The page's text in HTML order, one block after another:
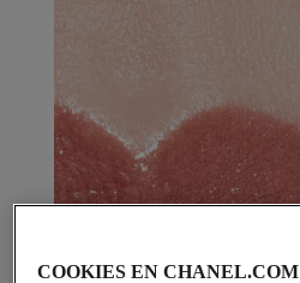
COOKIES EN CHANEL.COM